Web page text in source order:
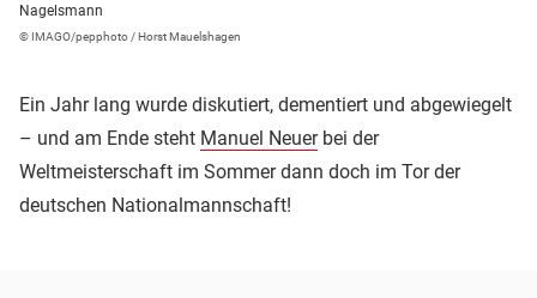
Nagelsmann
© IMAGO/pepphoto / Horst Mauelshagen
Ein Jahr lang wurde diskutiert, dementiert und abgewiegelt
– und am Ende steht Manuel Neuerbei der
Weltmeisterschaft im Sommer dann doch im Tor der
deutschen Nationalmannschaft!